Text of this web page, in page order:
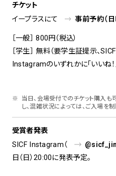
チケット
イープラスにて
事前予約（日
［一般］ 800円（税込）
［学生］ 無料（要学生証提示、
Instagramのいずれかに「いいね！
当日、会場受付でのチケット購入も
し、混雑状況によっては、ご入場を
受賞者発表
SICF Instagram（
日（日）20:00に発表予定。